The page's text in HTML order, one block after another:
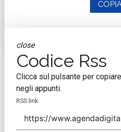
close
Codice Rss
Clicca sul pulsante per
negli appunti.
RSS link